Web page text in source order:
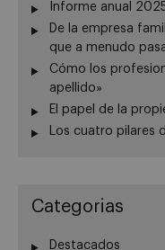
Informe anual
De la empresa
que a menudo
Cómo los
apellido»
El papel de la
Los cuatro pilares
Categorias
Destacados